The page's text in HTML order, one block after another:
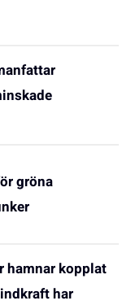
gröna
hamnar kopplat
har